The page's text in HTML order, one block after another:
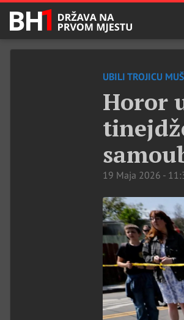
UBILI TROJICU
Horor
19 Maja 2026 -